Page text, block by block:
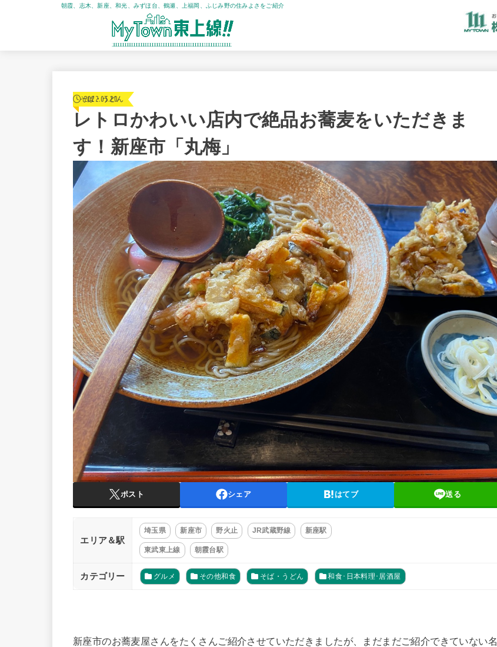
朝霞、志木、新座、和光、みずほ台、鶴瀬、上福岡、ふじみ野の住みよさをご紹介
そば・うどん
2022.05.20
レトロかわいい店内で絶品お蕎麦をいただきま
す！新座市「丸梅」
ポスト シェア はてブ 送る
エリア＆駅
埼玉県 新座市 野火止 JR武蔵野線 新座駅
東武東上線 朝霞台駅
カテゴリー グルメ その他和食 そば・うどん 和食･日本料理･居酒屋
新座市のお蕎麦屋さんをたくさんご紹介させていただきましたが、まだまだご紹介できていない名